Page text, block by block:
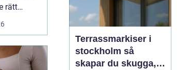
rätt
att
Terrassmarkiser i
stockholm så
skapar du skugga,